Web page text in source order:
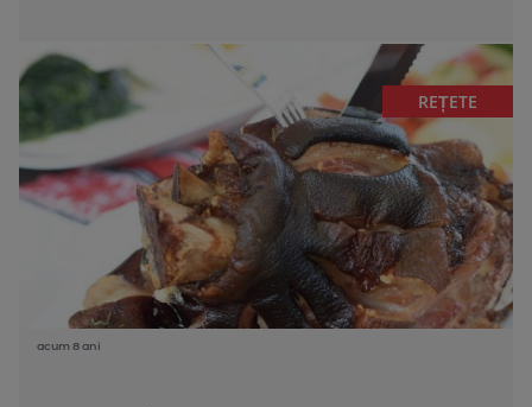
REȚETE
acum 8 ani